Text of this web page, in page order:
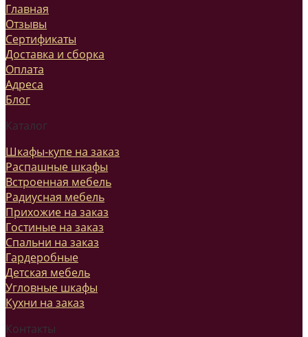
Главная
Отзывы
Сертификаты
Доставка и сборка
Оплата
Адреса
Блог
Каталог
Шкафы-купе на заказ
Распашные шкафы
Встроенная мебель
Радиусная мебель
Прихожие на заказ
Гостиные на заказ
Спальни на заказ
Гардеробные
Детская мебель
Угловные шкафы
Кухни на заказ
Контакты